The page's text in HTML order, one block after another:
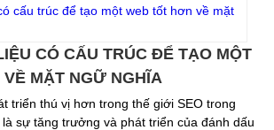
CÓ CẤU TRÚC ĐỂ TẠO MỘT
MẶT NGỮ NGHĨA
triển thú vị hơn trong thế giới SEO trong
sự tăng trưởng và phát triển của đánh dấu